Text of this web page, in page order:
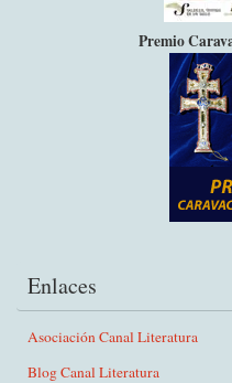
Premio
Enlaces
Asociación Canal Literatura
Blog Canal Literatura